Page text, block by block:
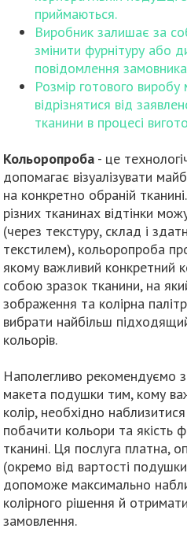
приймаються.
Виробник залишає за
змінити фурнітуру або
повідомлення
Розмір готового
відрізнятися від
тканини в процесі
Кольоропроба - це
допомагає візуалізувати
на конкретно обраній
різних тканинах відтінки
(через текстуру, склад і
текстилем), кольоропроба
якому важливий конкретний
собою зразок тканини, на
зображення та колірна
вибрати найбільш
кольорів.
Наполегливо рекомендуємо
макета подушки тим, кому
колір, необхідно
побачити кольори та якість
тканині. Ця послуга платна,
(окремо від вартості
допоможе максимально
колірного рішення й
замовлення.